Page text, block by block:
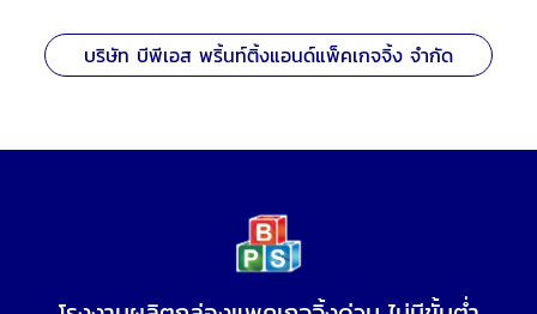
บริษัท บีพีเอส พริ้นท์ติ้งแอนด์แพ็คเกจจิ้ง จำกัด